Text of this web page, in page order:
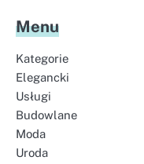
Menu
Kategorie
Elegancki
Usługi
Budowlane
Moda
Uroda